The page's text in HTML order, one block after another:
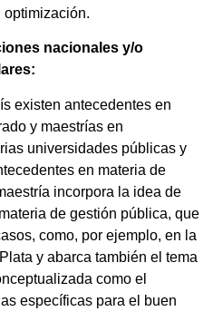
optimización.
nacionales y/o
existen antecedentes en
y maestrías en
universidades públicas y
en materia de
incorpora la idea de
de gestión pública, que
como, por ejemplo, en la
y abarca también el tema
como el
específicas para el buen